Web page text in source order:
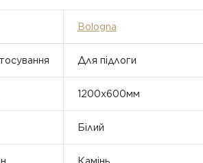
Bologna
Для підлоги
1200x600мм
Білий